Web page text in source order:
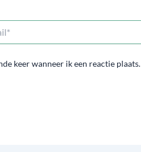
keer wanneer ik een reactie plaats.